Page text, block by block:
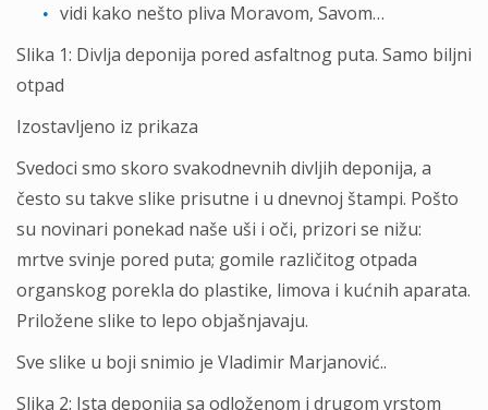
vidi kako nešto pliva Moravom, Savom…
Slika 1: Divlja deponija pored asfaltnog puta. Samo biljni
otpad
Izostavljeno iz prikaza
Svedoci smo skoro svakodnevnih divljih deponija, a
često su takve slike prisutne i u dnevnoj štampi. Pošto
su novinari ponekad naše uši i oči, prizori se nižu:
mrtve svinje pored puta; gomile različitog otpada
organskog porekla do plastike, limova i kućnih aparata.
Priložene slike to lepo objašnjavaju.
Sve slike u boji snimio je Vladimir Marjanović..
Slika 2: Ista deponija sa odloženom i drugom vrstom